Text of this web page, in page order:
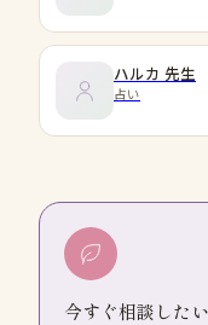
ハルカ 先生
占い
今すぐ相談した